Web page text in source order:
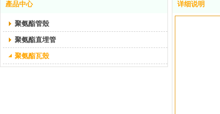
產品中心
聚氨酯管殼
聚氨酯直埋管
聚氨酯瓦殼
详细说明